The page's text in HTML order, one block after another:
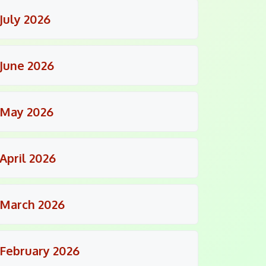
July 2026
June 2026
May 2026
April 2026
March 2026
February 2026